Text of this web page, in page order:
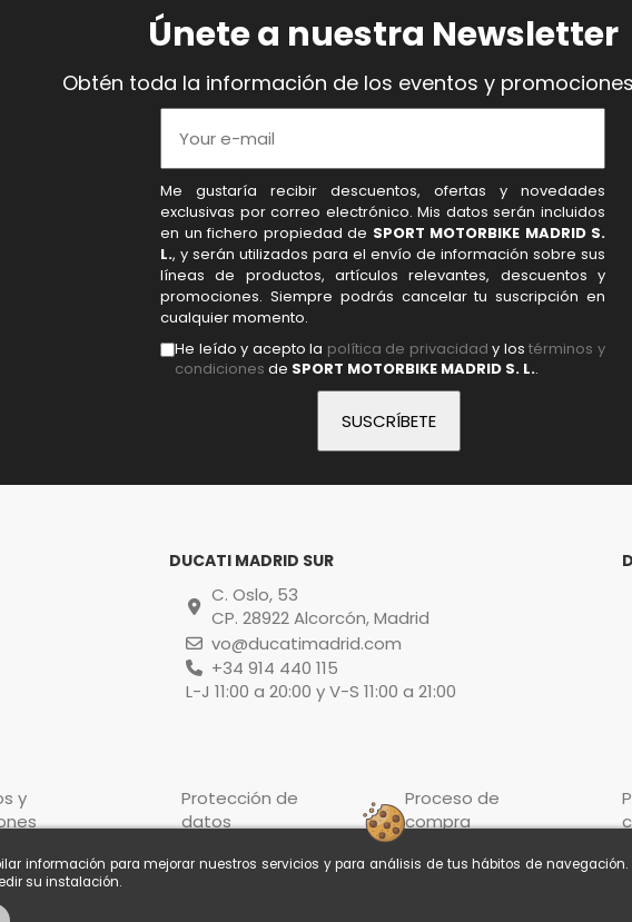
información para mejorar nuestros servicios y para análisis de tus hábitos de
su instalación.
Únete a nuestra Newsletter
Obtén toda la información de los eventos y
Me gustaría recibir descuentos, ofertas y novedades
exclusivas por correo electrónico. Mis datos serán incluidos
en un fichero propiedad de SPORT MOTORBIKE MADRID S.
L., y serán utilizados para el envío de información sobre sus
líneas de productos, artículos relevantes, descuentos y
promociones. Siempre podrás cancelar tu suscripción en
cualquier momento.
He leído y acepto la política de privacidad y lostérminos y
condiciones de SPORT MOTORBIKE MADRID S. L..
DUCATI MADRID SUR
C. Oslo, 53
CP. 28922 Alcorcón, Madrid
vo@ducatimadrid.com
+34 914 440 115
L-J 11:00 a 20:00 y V-S 11:00 a 21:00
y
Protección de
datos
Proceso de
compra